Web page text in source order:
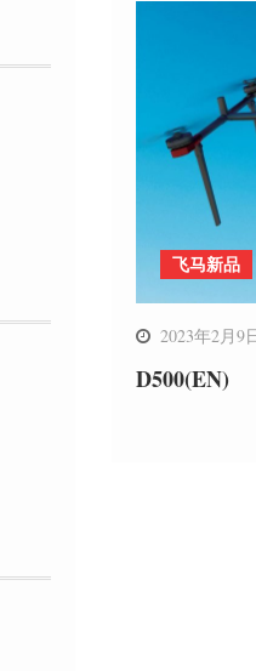
飞马新品
2023年2月9
D500(EN)